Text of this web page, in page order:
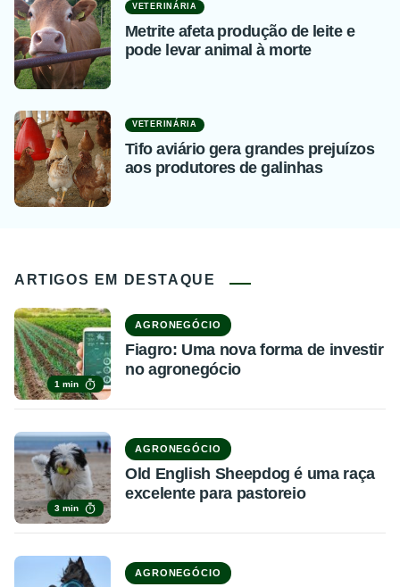
VETERINÁRIA
Metrite afeta produção de leite e
pode levar animal à morte
VETERINÁRIA
Tifo aviário gera grandes prejuízos
aos produtores de galinhas
ARTIGOS EM DESTAQUE
1 min
AGRONEGÓCIO
Fiagro: Uma nova forma de investir
no agronegócio
3 min
AGRONEGÓCIO
Old English Sheepdog é uma raça
excelente para pastoreio
AGRONEGÓCIO